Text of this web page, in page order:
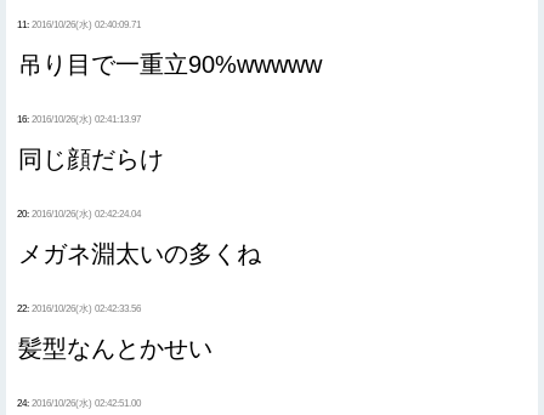
11: 2016/10/26(水) 02:40:09.71
吊り目で一重立90%wwwww
16: 2016/10/26(水) 02:41:13.97
同じ顔だらけ
20: 2016/10/26(水) 02:42:24.04
メガネ淵太いの多くね
22: 2016/10/26(水) 02:42:33.56
髪型なんとかせい
24: 2016/10/26(水) 02:42:51.00